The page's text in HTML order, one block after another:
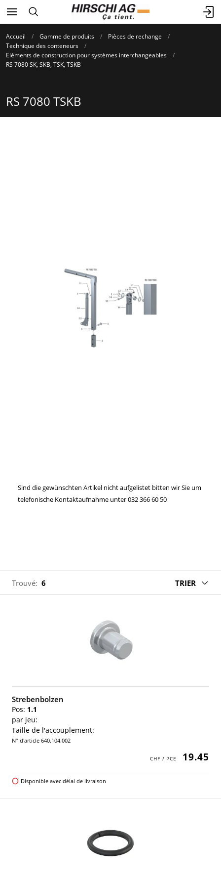
Accueil Gamme de produits
Pièces de rechange
Technique des conteneurs
Eléments de construction pour systèmes interchangeables
RS 7080 SK, SKB, TSK, TSKB
RS 7080 TSKB
Sind die gewünschten Artikel nicht aufgelistet bitten wir Sie um
telefonische Kontaktaufnahme unter 032 366 60 50
Trouvé: 6 TRIER
Strebenbolzen
Pos: 1.1
par jeu:
Taille de l'accouplement:
N° d'article 640.104.002
19.45
Disponible avec délai de livraison